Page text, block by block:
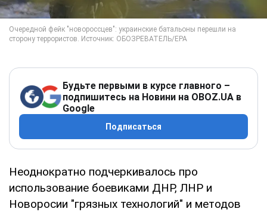
Будьте первыми в курсе главного –
подпишитесь на Новини на OBOZ.UA в
Google
Подписаться
Неоднократно подчеркивалось про
использование боевиками ДНР, ЛНР и
Новоросии "грязных технологий" и методов